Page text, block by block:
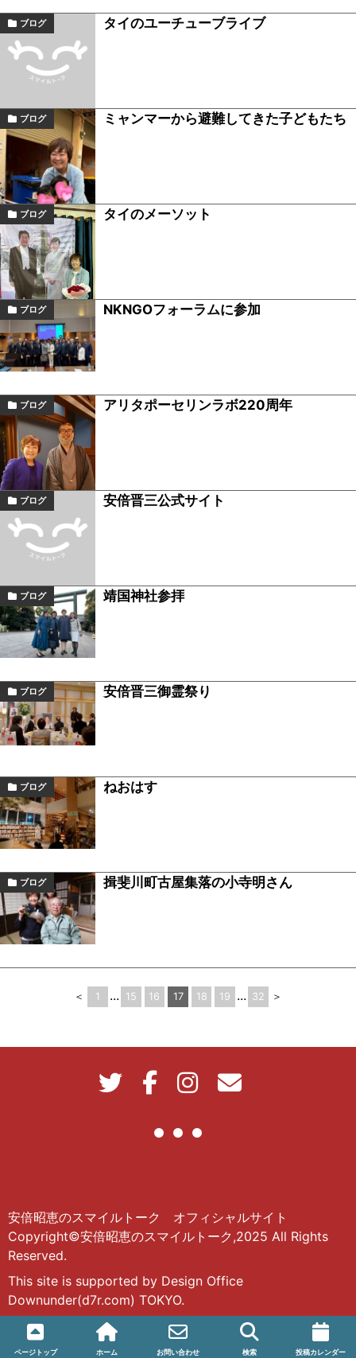
ブログ タイのユーチューブライブ
ブログ ミャンマーから避難してきた子どもたち
ブログ タイのメーソット
ブログ NKNGOフォーラムに参加
ブログ アリタポーセリンラボ220周年
ブログ 安倍晋三公式サイト
ブログ 靖国神社参拝
ブログ 安倍晋三御霊祭り
ブログ ねおはす
ブログ 揖斐川町古屋集落の小寺明さん
＜ 1 ... 15 16 17 18 19 ... 32 ＞
安倍昭恵のスマイルトーク オフィシャルサイト
Copyright©安倍昭恵のスマイルトーク,2025 All Rights
Reserved.
This site is supported by Design Office
Downunder(d7r.com) TOKYO.